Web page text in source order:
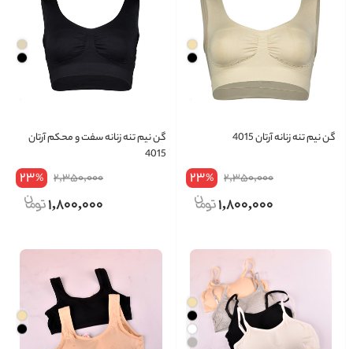
گن نیم تنه زنانه آرتان 4015
2,350,000
23%
1,800,000
گن نیم تنه زنانه سفت و محکم آرتان
4015
2,350,000
23%
1,800,000